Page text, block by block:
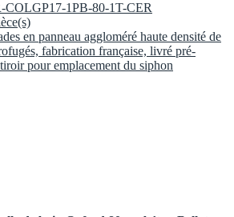
1PB-80-1T-CER
en panneau aggloméré haute densité de
fabrication française, livré pré-
pour emplacement du siphon